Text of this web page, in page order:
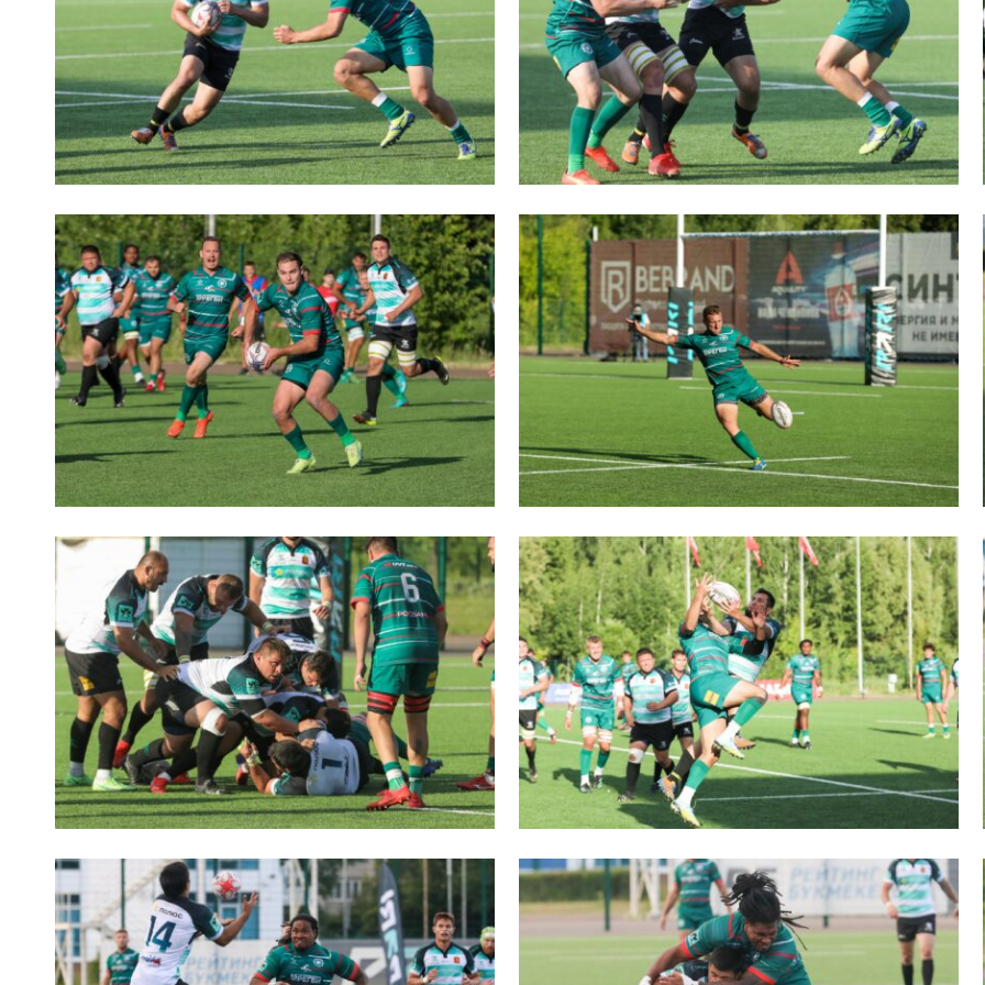
Первенство России U17
Всероссийские соревнования U16
Всероссийские соревнования U15
ДРУГОЕ
Проект сводного календаря ФРР 2026
Чемпионат России по пляжному регби.
Чемпионат России по пляжному регби.
Кубок России по пляжному регби. Мужчины
Кубок России по пляжному регби. Женщины
Чемпионат России по регби на снегу. Мужчины
Чемпионат России по регби на снегу. Женщины
Кубок России по регби на снегу. Мужчины
Правила регби
Антикоррупционная политика